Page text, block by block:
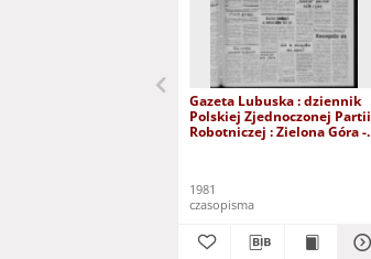
Gazeta Lubuska : dziennik
Polskiej Zjednoczonej Partii
Robotniczej : Zielona Góra -
1981
czasopisma